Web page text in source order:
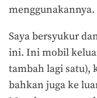
menggunakannya.
Saya bersyukur
ini. Ini mobil
tambah lagi satu),
bahkan juga ke